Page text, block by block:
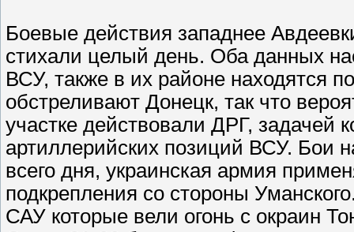
Боевые действия западнее
стихали целый день. Оба данных
ВСУ, также в их районе находятся
обстреливают Донецк, так что
участке действовали ДРГ, задачей
артиллерийских позиций ВСУ. Бои
всего дня, украинская армия
подкрепления со стороны
САУ которые вели огонь с окраин